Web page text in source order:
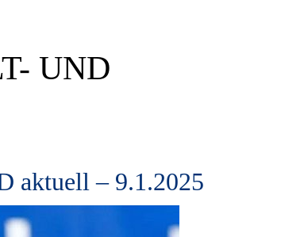
UND
aktuell – 9.1.2025